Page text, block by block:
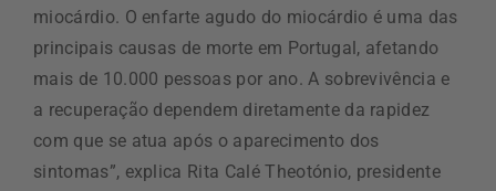
miocárdio. O enfarte agudo do miocárdio é uma das
principais causas de morte em Portugal, afetando
mais de 10.000 pessoas por ano. A sobrevivência e
a recuperação dependem diretamente da rapidez
com que se atua após o aparecimento dos
sintomas”, explica Rita Calé Theotónio, presidente